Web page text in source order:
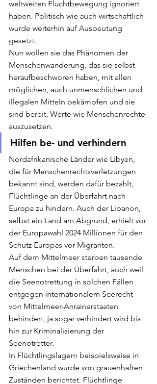
weltweiten Fluchtbewegung ignoriert
haben. Politisch wie auch wirtschaftlich
wurde weiterhin auf Ausbeutung
gesetzt.
Nun wollen sie das Phänomen der
Menschenwanderung, das sie selbst
heraufbeschworen haben, mit allen
möglichen, auch unmenschlichen und
illegalen Mitteln bekämpfen und sie
sind bereit, Werte wie Menschenrechte
auszusetzen.
Hilfen be- und verhindern
Nordafrikanische Länder wie Libyen,
die für Menschenrechtsverletzungen
bekannt sind, werden dafür bezahlt,
Flüchtlinge an der Überfahrt nach
Europa zu hindern. Auch der Libanon,
selbst ein Land am Abgrund, erhielt vor
der Europawahl 2024 Millionen für den
Schutz Europas vor Migranten.
Auf dem Mittelmeer sterben tausende
Menschen bei der Überfahrt, auch weil
die Seenotrettung in solchen Fällen
entgegen internationalem Seerecht
von Mittelmeer-Anrainerstaaten
behindert, ja sogar verhindert wird bis
hin zur Kriminalisierung der
Seenotretter.
In Flüchtlingslagern beispielsweise in
Griechenland wurde von grauenhaften
Zuständen berichtet. Flüchtlinge